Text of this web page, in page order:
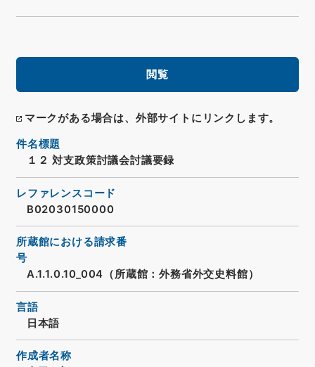
閲覧
マークがある場合は、外部サイトにリンクします。
件名標題
１２ 対支政策討議会討議要録
レファレンスコード
B02030150000
所蔵館における請求番
号
A.1.1.0.10_004（所蔵館：外務省外交史料館）
言語
日本語
作成者名称